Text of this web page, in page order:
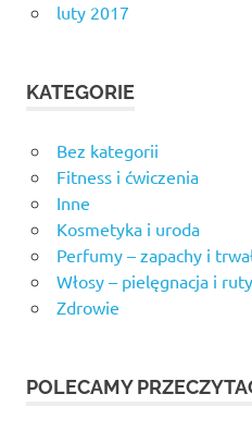
luty 2017
KATEGORIE
Bez kategorii
Fitness i ćwiczenia
Inne
Kosmetyka i uroda
Perfumy – zapachy i
Włosy – pielęgnacja i
Zdrowie
POLECAMY